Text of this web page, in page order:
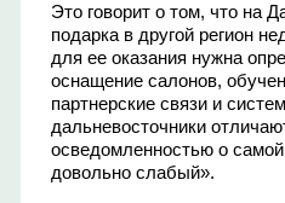
Это говорит о том, что на
подарка в другой регион
для ее оказания нужна
оснащение салонов,
партнерские связи и
дальневосточники
осведомленностью о
довольно слабый».